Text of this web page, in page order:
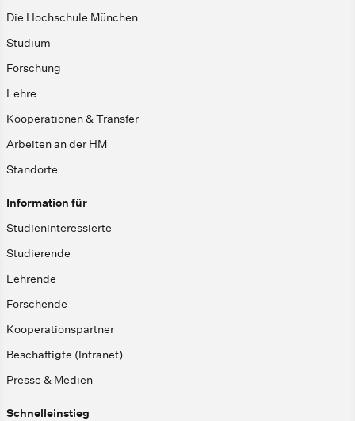
Die Hochschule München
Studium
Forschung
Lehre
Kooperationen & Transfer
Arbeiten an der HM
Standorte
Information für
Studieninteressierte
Studierende
Lehrende
Forschende
Kooperationspartner
Beschäftigte (Intranet)
Presse & Medien
Schnelleinstieg